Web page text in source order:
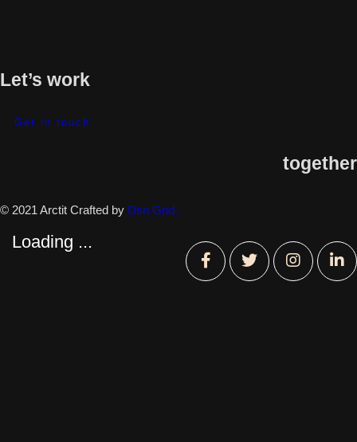
Loading ...
Let’s work
Get in touch
together
© 2021 Arctit Crafted by Dsn Grid.